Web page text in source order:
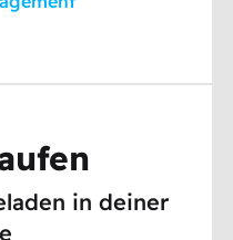
in deiner